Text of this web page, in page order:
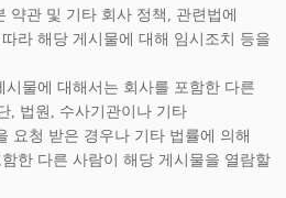
약관 및 기타 회사 정책, 관련법에
라 해당 게시물에 대해 임시조치 등을
물에 대해서는 회사를 포함한 다른
, 법원, 수사기관이나 기타
요청 받은 경우나 기타 법률에 의해
한 다른 사람이 해당 게시물을 열람할